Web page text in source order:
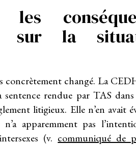
les
sur la
concrètement changé. La
sentence rendue par TAS
litigieux. Elle n’en avait
n’a apparemment pas
(v. communiqué de